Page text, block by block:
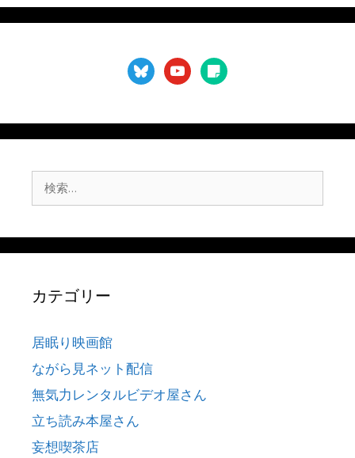
blueskyyoutubesticky-
note
索:
カテゴリー
居眠り映画館
ながら見ネット配信
無気力レンタルビデオ屋さん
立ち読み本屋さん
妄想喫茶店